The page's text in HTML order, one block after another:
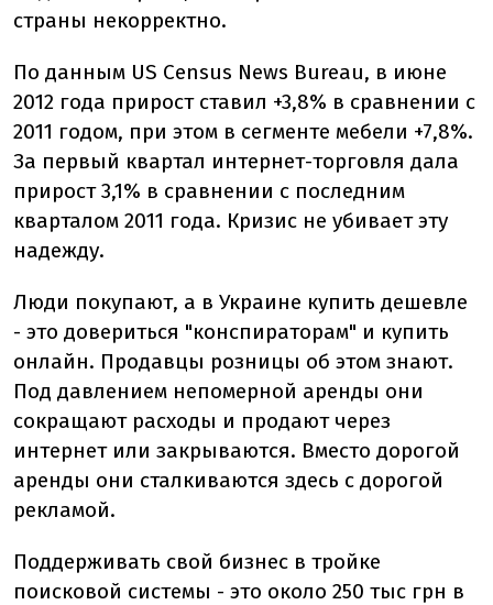
страны некорректно.
По данным US Census News Bureau, в июне
2012 года прирост ставил +3,8% в сравнении с
2011 годом, при этом в сегменте мебели +7,8%.
За первый квартал интернет-торговля дала
прирост 3,1% в сравнении с последним
кварталом 2011 года. Кризис не убивает эту
надежду.
Люди покупают, а в Украине купить дешевле
- это довериться "конспираторам" и купить
онлайн. Продавцы розницы об этом знают.
Под давлением непомерной аренды они
сокращают расходы и продают через
интернет или закрываются. Вместо дорогой
аренды они сталкиваются здесь с дорогой
рекламой.
Поддерживать свой бизнес в тройке
поисковой системы - это около 250 тыс грн в